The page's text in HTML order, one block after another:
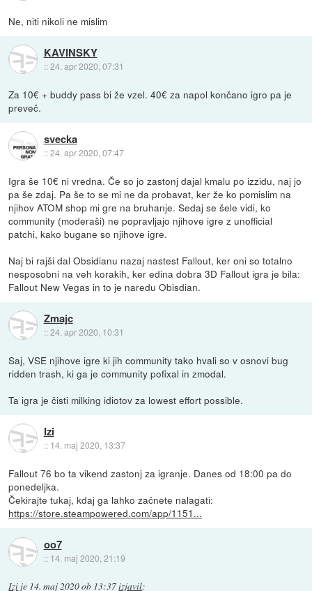
Ne, niti nikoli ne mislim
KAVINSKY
::24. apr 2020, 07:31
Za 10€ + buddy pass bi že vzel. 40€ za napol končano igro pa je
preveč.
svecka
::24. apr 2020, 07:47
Igra še 10€ ni vredna. Če so jo zastonj dajal kmalu po izzidu, naj jo
pa še zdaj. Pa še to se mi ne da probavat, ker že ko pomislim na
njihov ATOM shop mi gre na bruhanje. Sedaj se šele vidi, ko
community (moderaši) ne popravljajo njihove igre z unofficial
patchi, kako bugane so njihove igre.
Naj bi rajši dal Obsidianu nazaj nastest Fallout, ker oni so totalno
nesposobni na veh korakih, ker edina dobra 3D Fallout igra je bila:
Fallout New Vegas in to je naredu Obisdian.
Zmajc
::24. apr 2020, 10:31
Saj, VSE njihove igre ki jih community tako hvali so v osnovi bug
ridden trash, ki ga je community pofixal in zmodal.
Ta igra je čisti milking idiotov za lowest effort possible.
Izi
:: 14. maj 2020, 13:37
Fallout 76 bo ta vikend zastonj za igranje. Danes od 18:00 pa do
ponedeljka.
Čekirajte tukaj, kdaj ga lahko začnete nalagati:
https://store.steampowered.com/app/1151...
oo7
:: 14. maj 2020, 21:19
Izi je 14. maj 2020 ob 13:37izjavil: